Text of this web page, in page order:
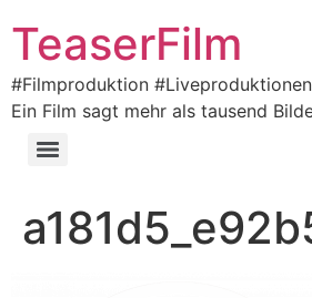
TeaserFilm
#Filmproduktion
Ein Film sagt mehr als tausend